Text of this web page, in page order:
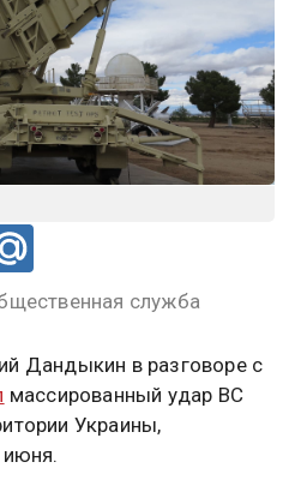
служба
Дандыкин в разговоре с
массированный удар ВС
Украины,
июня.